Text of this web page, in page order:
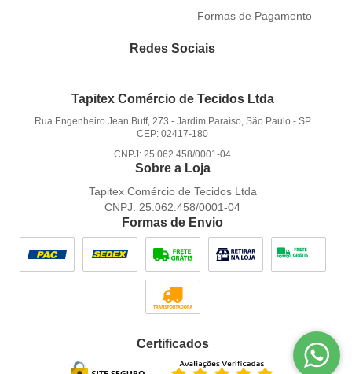
Formas de Pagamento
Redes Sociais
Tapitex Comércio de Tecidos Ltda
Rua Engenheiro Jean Buff, 273 - Jardim Paraíso, São Paulo - SP
CEP: 02417-180
CNPJ: 25.062.458/0001-04
Sobre a Loja
Tapitex Comércio de Tecidos Ltda
CNPJ: 25.062.458/0001-04
Formas de Envio
Certificados